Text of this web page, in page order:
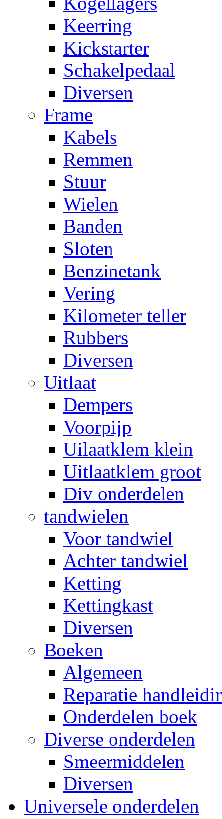
Keerring
Kickstarter
Schakelpedaal
Diversen
Frame
Kabels
Remmen
Stuur
Wielen
Banden
Sloten
Benzinetank
Vering
Kilometer teller
Rubbers
Diversen
Uitlaat
Dempers
Voorpijp
Uilaatklem klein
Uitlaatklem groot
Div onderdelen
tandwielen
Voor tandwiel
Achter tandwiel
Ketting
Kettingkast
Diversen
Boeken
Algemeen
Reparatie
Onderdelen boek
Diverse onderdelen
Smeermiddelen
Diversen
Universele onderdelen